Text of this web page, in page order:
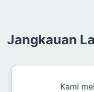
Jangkauan
Kami